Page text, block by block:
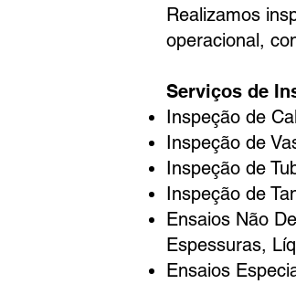
Realizamos
operacional,
Serviços de
Inspeção de
Inspeção de
Inspeção de
Inspeção de
Ensaios Não
Espessuras,
Ensaios